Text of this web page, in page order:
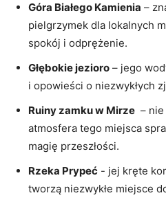
Góra Białego Kamienia –
pielgrzymek dla lokalnych
spokój i odprężenie.
Głębokie jezioro – jego
i opowieści o‍ niezwykłych
Ruiny zamku w Mirze
–
atmosfera tego miejsca
​magię przeszłości.
Rzeka Prypeć -​ jej kręte
tworzą niezwykłe miejsce